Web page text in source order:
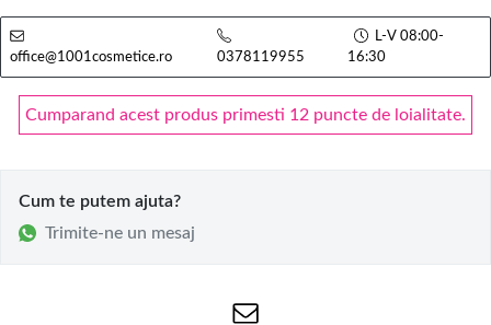
office@1001cosmetice.ro 0378119955
L-V 08:00-
16:30
Cumparand acest produs primesti 12 puncte de loialitate.
Cum te putem ajuta?
Trimite-ne un mesaj